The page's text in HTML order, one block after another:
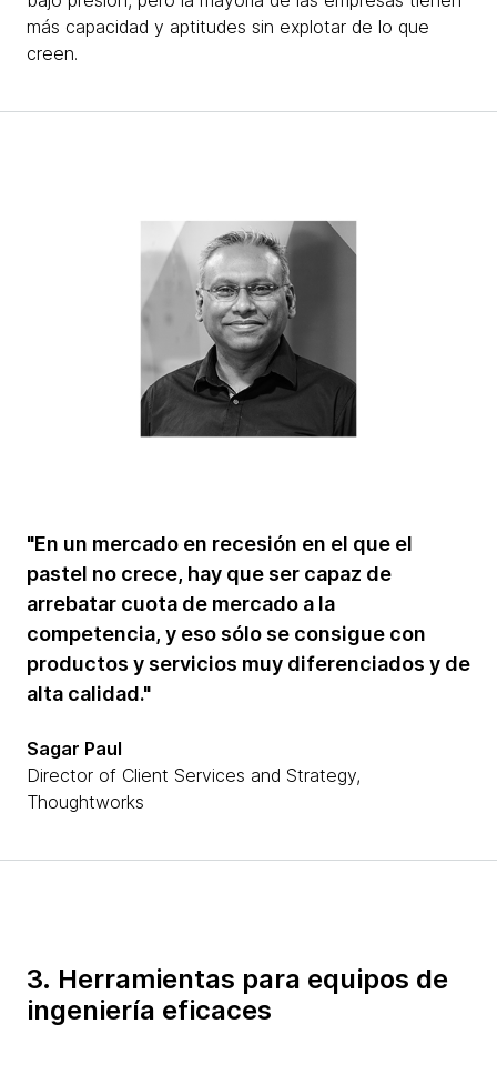
más capacidad y aptitudes sin explotar de lo que
creen.
"En un mercado en recesión en el que el
pastel no crece, hay que ser capaz de
arrebatar cuota de mercado a la
competencia, y eso sólo se consigue con
productos y servicios muy diferenciados y de
alta calidad."
Sagar Paul
Director of Client Services and Strategy,
Thoughtworks
3. Herramientas para equipos de
ingeniería eficaces